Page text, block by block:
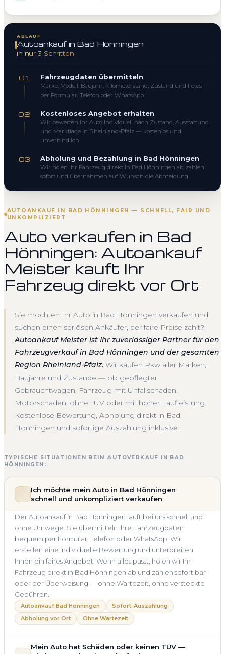
AUTOANKAUF IN BAD HÖNNINGEN — SCHNELL, FAIR UND
UNKOMPLIZIERT
Auto verkaufen in Bad
Hönningen: Autoankauf
Meister kauft Ihr
Fahrzeug direkt vor Ort
Sie möchten Ihr Auto in Bad Hönningen verkaufen und
suchen einen seriösen Ankäufer, der faire Preise zahlt?
Autoankauf Meister ist Ihr zuverlässiger Partner für den
Fahrzeugverkauf in Bad Hönningen und der gesamten
Region Rheinland-Pfalz. Wir kaufen Pkw aller Marken,
Baujahre und Zustände — ob gepflegter
Gebrauchtwagen, Fahrzeug mit Unfallschaden,
Motorschaden, ohne TÜV oder mit hoher Laufleistung.
Kostenlose Bewertung, Abholung direkt in Bad
Hönningen und sofortige Auszahlung inklusive.
TYPISCHE SITUATIONEN BEIM AUTOVERKAUF IN BAD
HÖNNINGEN:
Ich möchte mein Auto in Bad Hönningen
schnell und unkompliziert verkaufen
Der Autoankauf in Bad Hönningen läuft bei uns schnell und
ohne Umwege. Sie übermitteln Ihre Fahrzeugdaten
bequem per Formular, Telefon oder WhatsApp. Wir
erstellen eine individuelle Bewertung und unterbreiten
Ihnen ein faires Angebot. Wenn alles passt, holen wir Ihr
Fahrzeug direkt in Bad Hönningen ab und zahlen sofort bar
oder per Überweisung — ohne Wartezeit, ohne versteckte
Gebühren.
Autoankauf Bad Hönningen
Sofort-Auszahlung
Abholung vor Ort
Ohne Wartezeit
Mein Auto hat Schäden oder keinen TÜV —
ABLAUF
Autoankauf in Bad Hönningen
in nur 3 Schritten
01 Fahrzeugdaten übermitteln
Marke, Modell, Baujahr, Kilometerstand, Zustand und Fotos —
per Formular, Telefon oder WhatsApp
02 Kostenloses Angebot erhalten
Wir bewerten Ihr Auto individuell nach Zustand, Ausstattung
und Marktlage in Rheinland-Pfalz — kostenlos und
unverbindlich
03 Abholung und Bezahlung in Bad Hönningen
Wir holen Ihr Fahrzeug direkt in Bad Hönningen ab, zahlen
sofort und übernehmen auf Wunsch die Abmeldung